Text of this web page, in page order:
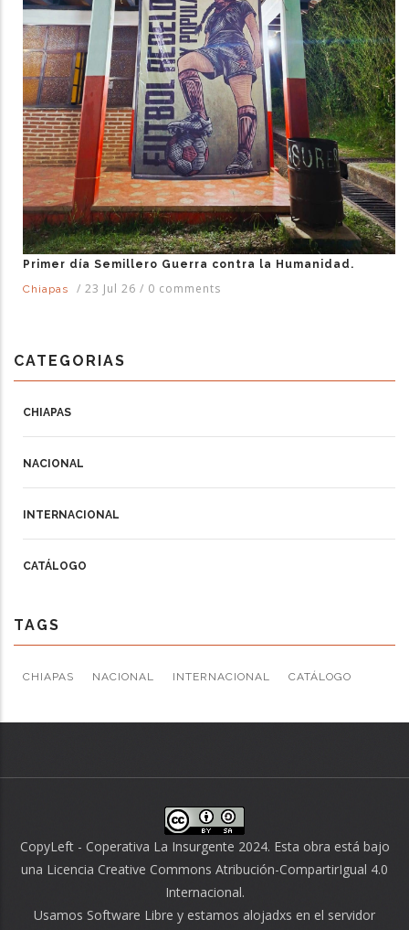
Primer día Semillero Guerra contra la Humanidad.
Chiapas
/ 23 Jul 26 / 0 comments
CATEGORIAS
CHIAPAS
NACIONAL
INTERNACIONAL
CATÁLOGO
TAGS
CHIAPAS NACIONAL INTERNACIONAL CATÁLOGO
CopyLeft - Coperativa La Insurgente 2024. Esta obra está bajo
una Licencia Creative Commons Atribución-CompartirIgual 4.0
Internacional.
Usamos Software Libre y estamos alojadxs en el servidor